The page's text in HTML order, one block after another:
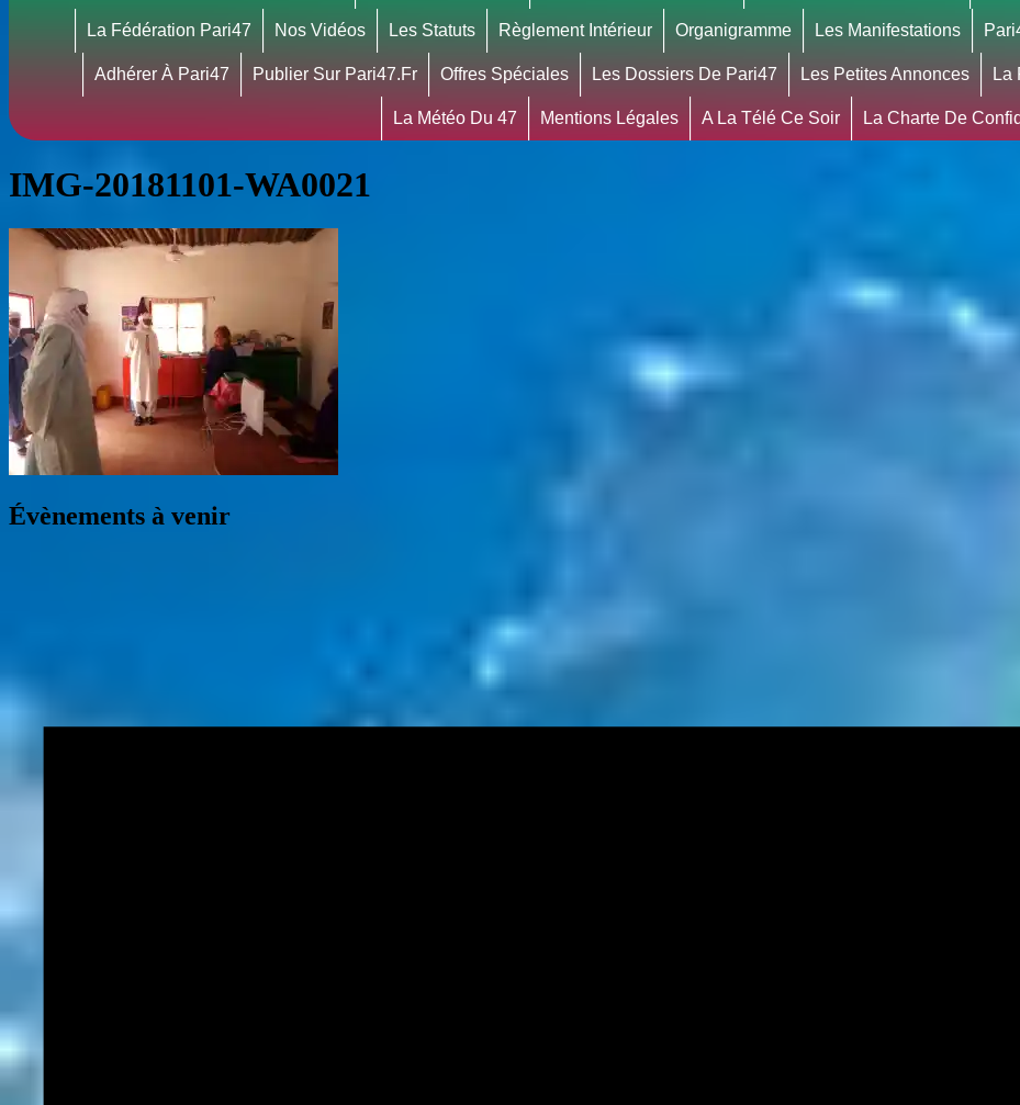
La Fédération Pari47 Nos Vidéos Les Statuts Règlement Intérieur Organigramme Les Manifestations
Adhérer À Pari47 Publier Sur Pari47.fr Offres Spéciales Les Dossiers De Pari47 Les Petites Annonces La
La Météo Du 47 Mentions Légales A La Télé Ce Soir La Charte De
IMG-20181101-WA0021
Évènements à venir